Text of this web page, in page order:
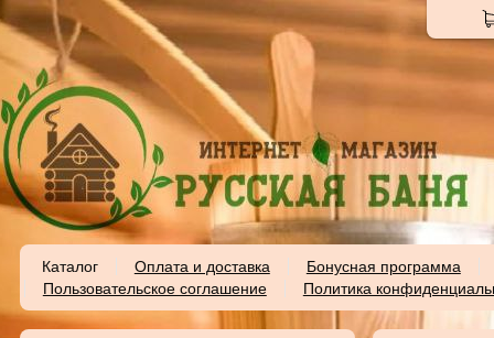
Каталог Оплата и доставка
Бонусная программа
Пользовательское соглашение
Политика